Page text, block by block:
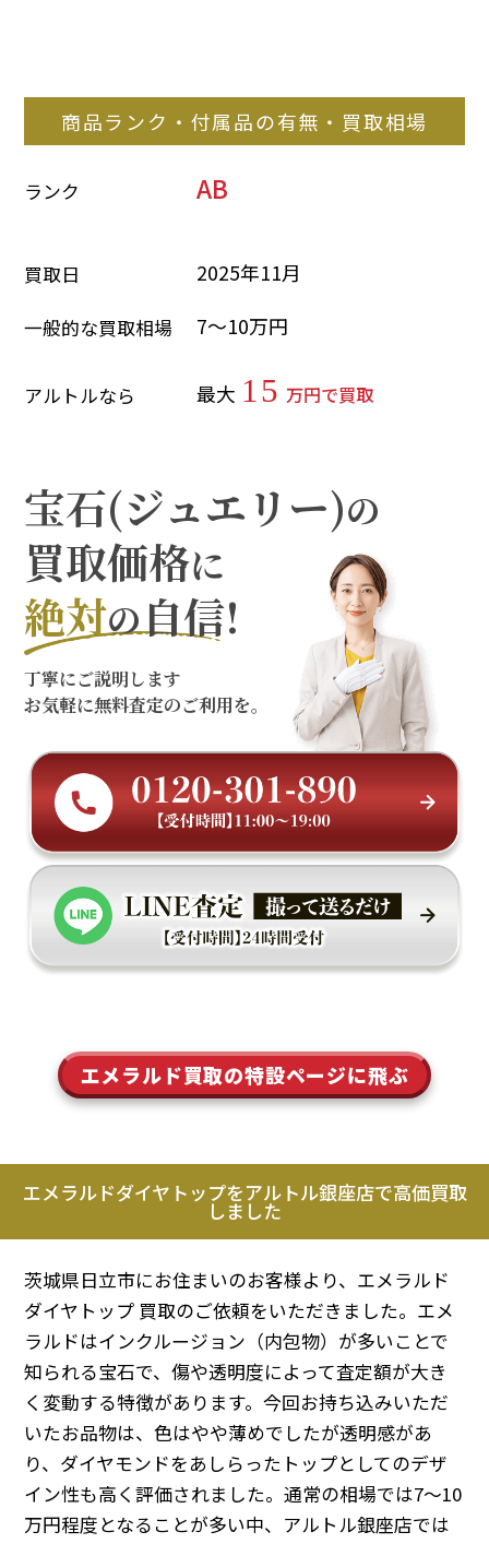
商品ランク・付属品の有無・買取相場
ランク AB
買取日 2025年11月
一般的な買取相場 7～10万円
アルトルなら 最大 15 万円で買取
宝石(ジュエリー)の
買取価格に
絶対の自信!
丁寧にご説明します
お気軽に無料査定のご利用を。
エメラルド買取の特設ページに飛ぶ
エメラルドダイヤトップをアルトル銀座店で高価買取
しました
茨城県日立市にお住まいのお客様より、エメラルド
ダイヤトップ 買取のご依頼をいただきました。エメ
ラルドはインクルージョン（内包物）が多いことで
知られる宝石で、傷や透明度によって査定額が大き
く変動する特徴があります。今回お持ち込みいただ
いたお品物は、色はやや薄めでしたが透明感があ
り、ダイヤモンドをあしらったトップとしてのデザ
イン性も高く評価されました。通常の相場では7～10
万円程度となることが多い中、アルトル銀座店では